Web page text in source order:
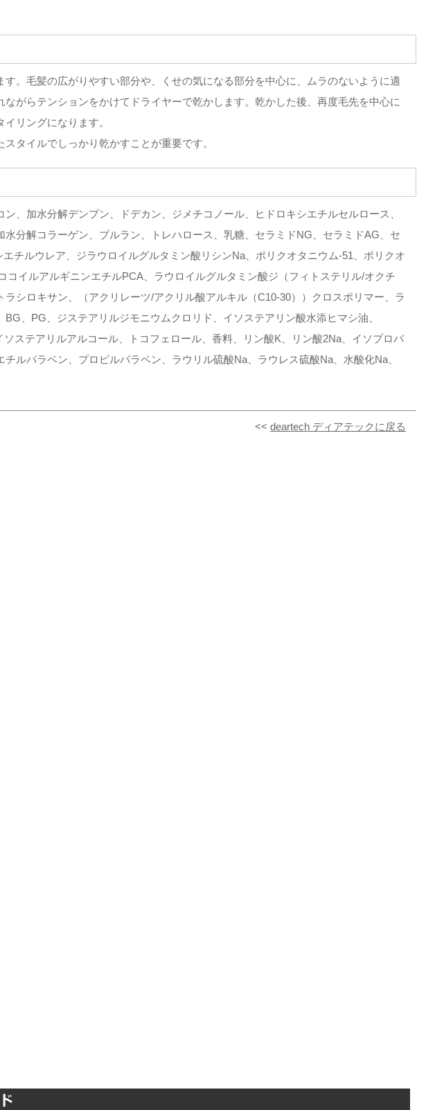
。毛髪の広がりやすい部分や、くせの気になる部分を中心に、ムラのないように適
がらテンションをかけてドライヤーで乾かします。乾かした後、再度毛先を中心に
リングになります。
タイルでしっかり乾かすことが重要です。
、加水分解デンプン、ドデカン、ジメチコノール、ヒドロキシエチルセルロース、
分解コラーゲン、ブルラン、トレハロース、乳糖、セラミドNG、セラミドAG、セ
チルウレア、ジラウロイルグルタミン酸リシンNa、ポリクオタニウム-51、ポリクオ
コイルアルギニンエチルPCA、ラウロイルグルタミン酸ジ（フィトステリル/オクチ
シロキサン、（アクリレーツ/アクリル酸アルキル（C10-30））クロスポリマー、ラ
、PG、ジステアリルジモニウムクロリド、イソステアリン酸水添ヒマシ油、
ソステアリルアルコール、トコフェロール、香料、リン酸K、リン酸2Na、イソプロパ
ルパラベン、プロピルパラベン、ラウリル硫酸Na、ラウレス硫酸Na、水酸化Na、
<<deartech ディアテックに戻る